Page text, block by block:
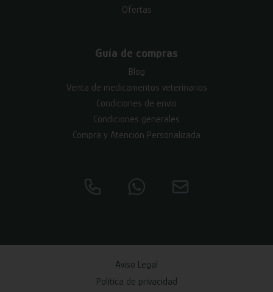
Ofertas
Guía de compras
Blog
Venta de medicamentos veterinarios
Condiciones de envío
Condiciones generales
Compra y Atención Personalizada
Aviso Legal
Política de privacidad